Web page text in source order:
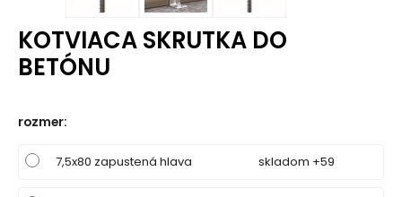
KOTVIACA SKRUTKA DO
BETÓNU
rozmer:
7,5x80 zapustená hlava skladom +59